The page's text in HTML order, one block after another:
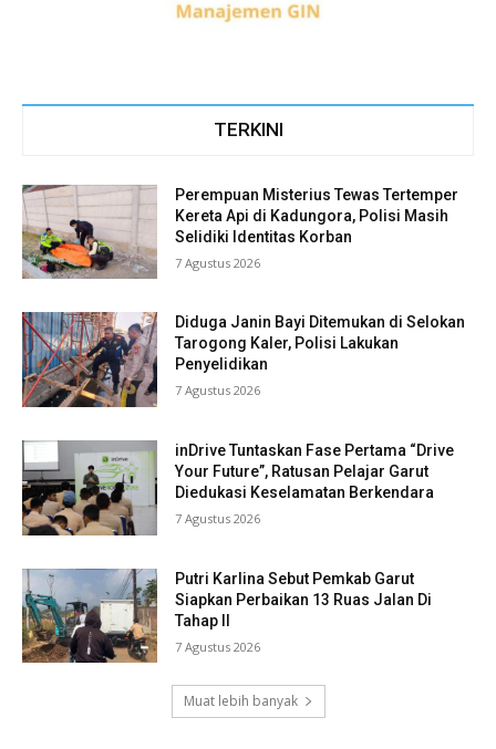
TERKINI
Perempuan Misterius Tewas Tertemper
Kereta Api di Kadungora, Polisi Masih
Selidiki Identitas Korban
7 Agustus 2026
Diduga Janin Bayi Ditemukan di Selokan
Tarogong Kaler, Polisi Lakukan
Penyelidikan
7 Agustus 2026
inDrive Tuntaskan Fase Pertama “Drive
Your Future”, Ratusan Pelajar Garut
Diedukasi Keselamatan Berkendara
7 Agustus 2026
Putri Karlina Sebut Pemkab Garut
Siapkan Perbaikan 13 Ruas Jalan Di
Tahap II
7 Agustus 2026
Muat lebih banyak